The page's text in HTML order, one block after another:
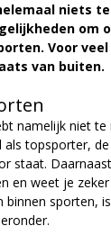
niets
om
Voor
van buiten.
namelijk niet
topsporter,
staat.
en weet je
sporten,